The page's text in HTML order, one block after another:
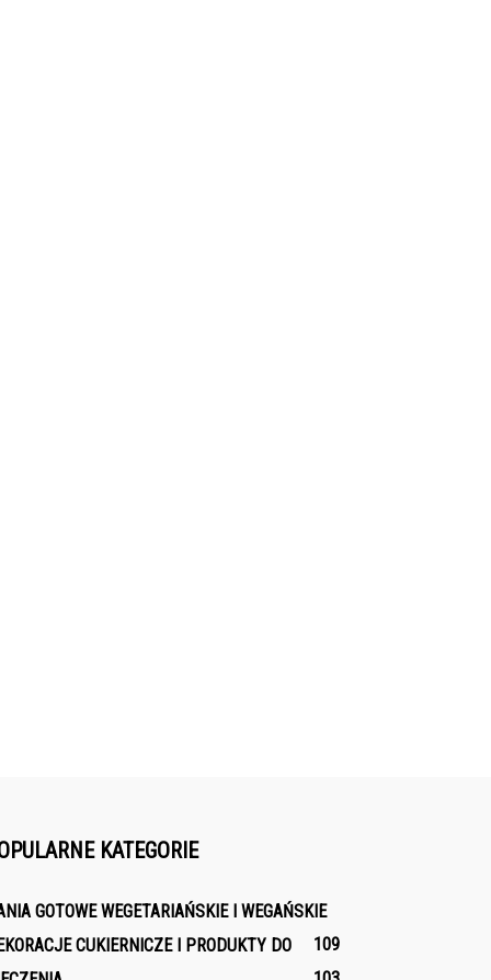
KATEGORIE
GOTOWE WEGETARIAŃSKIE I WEGAŃSKIE
109
CUKIERNICZE I PRODUKTY DO